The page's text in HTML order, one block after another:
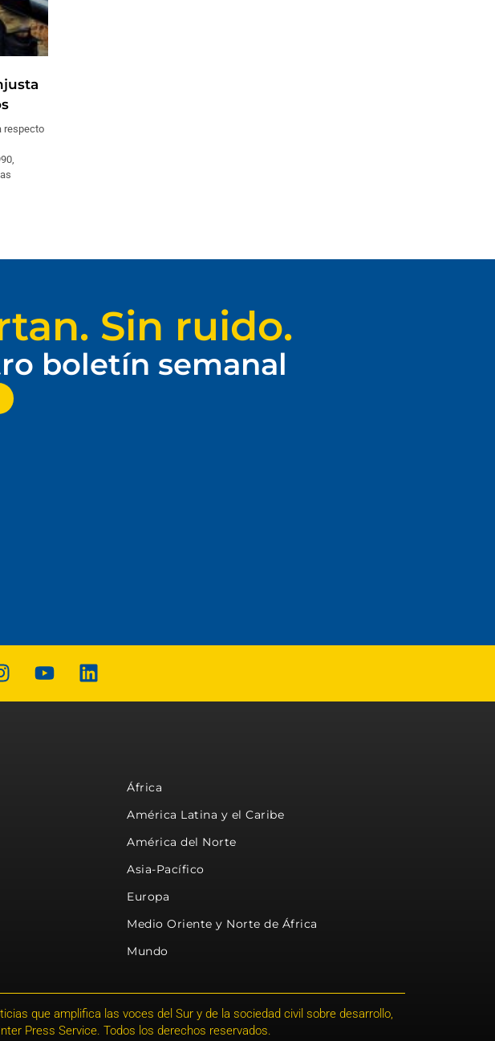
respecto
Sin ruido.
boletín semanal
África
América Latina y el Caribe
América del Norte
Asia-Pacífico
Europa
Medio Oriente y Norte de África
Mundo
que amplifica las voces del Sur y de la sociedad civil sobre desarrollo,
Press Service. Todos los derechos reservados.